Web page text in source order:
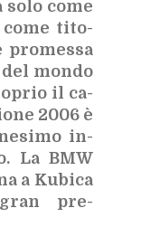
solo come
come ti­to­
mon­do
il ca­
2006 è
in­
La BMW
a Ku­bi­ca
pre­